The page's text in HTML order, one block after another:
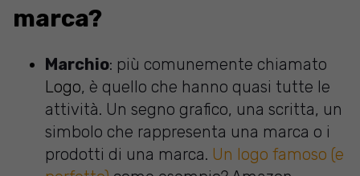
marca?
Marchio: più comunemente chiamato
Logo, è quello che hanno quasi tutte le
attività. Un segno grafico, una scritta, un
simbolo che rappresenta una marca o i
prodotti di una marca. Un logo famoso (e